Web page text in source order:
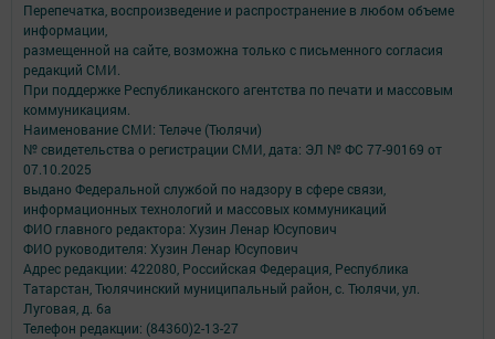
Перепечатка, воспроизведение и распространение в любом объеме
информации,
размещенной на сайте, возможна только с письменного согласия
редакций СМИ.
При поддержке Республиканского агентства по печати и массовым
коммуникациям.
Наименование СМИ: Теләче (Тюлячи)
№ свидетельства о регистрации СМИ, дата: ЭЛ № ФС 77-90169 от
07.10.2025
выдано Федеральной службой по надзору в сфере связи,
информационных технологий и массовых коммуникаций
ФИО главного редактора: Хузин Ленар Юсупович
ФИО руководителя: Хузин Ленар Юсупович
Адрес редакции: 422080, Российская Федерация, Республика
Татарстан, Тюлячинский муниципальный район, с. Тюлячи, ул.
Луговая, д. 6а
Телефон редакции: (84360)2-⁠13-⁠27